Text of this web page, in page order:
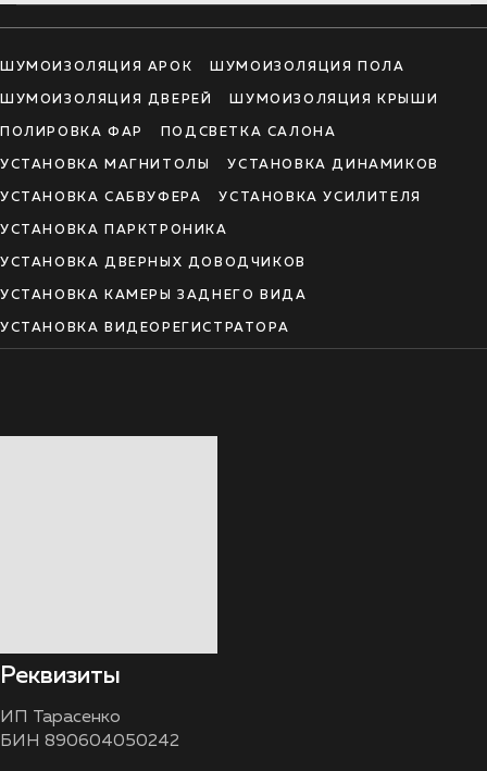
ШУМОИЗОЛЯЦИЯ АРОК ШУМОИЗОЛЯЦИЯ ПОЛА
ШУМОИЗОЛЯЦИЯ ДВЕРЕЙ ШУМОИЗОЛЯЦИЯ КРЫШИ
ПОЛИРОВКА ФАР ПОДСВЕТКА САЛОНА
УСТАНОВКА МАГНИТОЛЫ УСТАНОВКА ДИНАМИКОВ
УСТАНОВКА САБВУФЕРА УСТАНОВКА УСИЛИТЕЛЯ
УСТАНОВКА ПАРКТРОНИКА
УСТАНОВКА ДВЕРНЫХ ДОВОДЧИКОВ
УСТАНОВКА КАМЕРЫ ЗАДНЕГО ВИДА
УСТАНОВКА ВИДЕОРЕГИСТРАТОРА
Реквизиты
ИП Тарасенко
БИН 890604050242